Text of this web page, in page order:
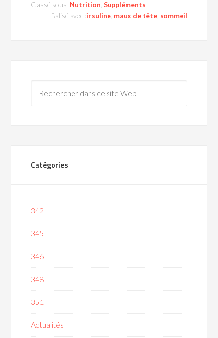
Classé sous :Nutrition ,Suppléments
Balisé avec :insuline, maux de tête, sommeil
Catégories
342
345
346
348
351
Actualités